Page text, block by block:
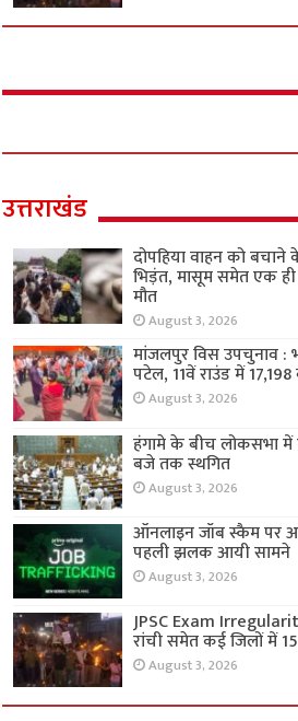
उत्तराखंड
दोपहिया वाहन को बचाने
भिड़ंत, मासूम समेत एक ही
मौत
August 3, 2026
मांजलपुर विस उपचुनाव :
पटेल, 11वें राउंड में
August 3, 2026
हंगामे के बीच लोकसभा में
बजे तक स्थगित
August 3, 2026
ऑनलाइन जॉब स्कैम पर
पहली झलक आयी सामने
August 3, 2026
JPSC Exam
रांची समेत कई जिलों में
August 3, 2026